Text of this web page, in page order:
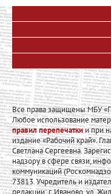
Все права защищены МБУ
Любое использование
правил перепечаткии при
издание «Рабочий край».
Светлана Сергеевна.
надзору в сфере связи,
коммуникаций
73813. Учредитель и
редакции: г. Иваново, ул.